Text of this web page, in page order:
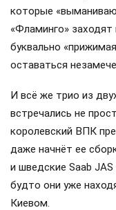
которые
«Фламинго» заходят
буквально
оставаться
И всё же трио из
встречались не
королевский ВПК
даже начнёт ее
и шведские Saab
будто они уже
Киевом.